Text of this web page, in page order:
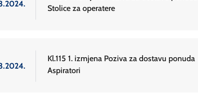
Stolice za operatere
Kl.115 1. izmjena Poziva za dostavu ponuda
Aspiratori